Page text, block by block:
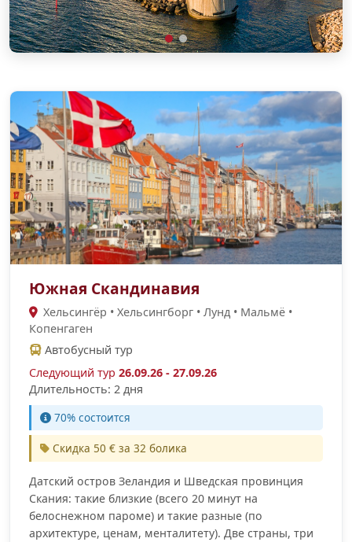
Южная Скандинавия
Хельсингёр • Хельсингборг • Лунд • Мальмё •
Копенгаген
Автобусный тур
Следующий тур 26.09.26 - 27.09.26
Длительность: 2 дня
70% cостоится
Скидка 50 € за 32 болика
Датский остров Зеландия и Шведская провинция
Скания: такие близкие (всего 20 минут на
белоснежном пароме) и такие разные (по
архитектуре, ценам, менталитету). Две страны, три